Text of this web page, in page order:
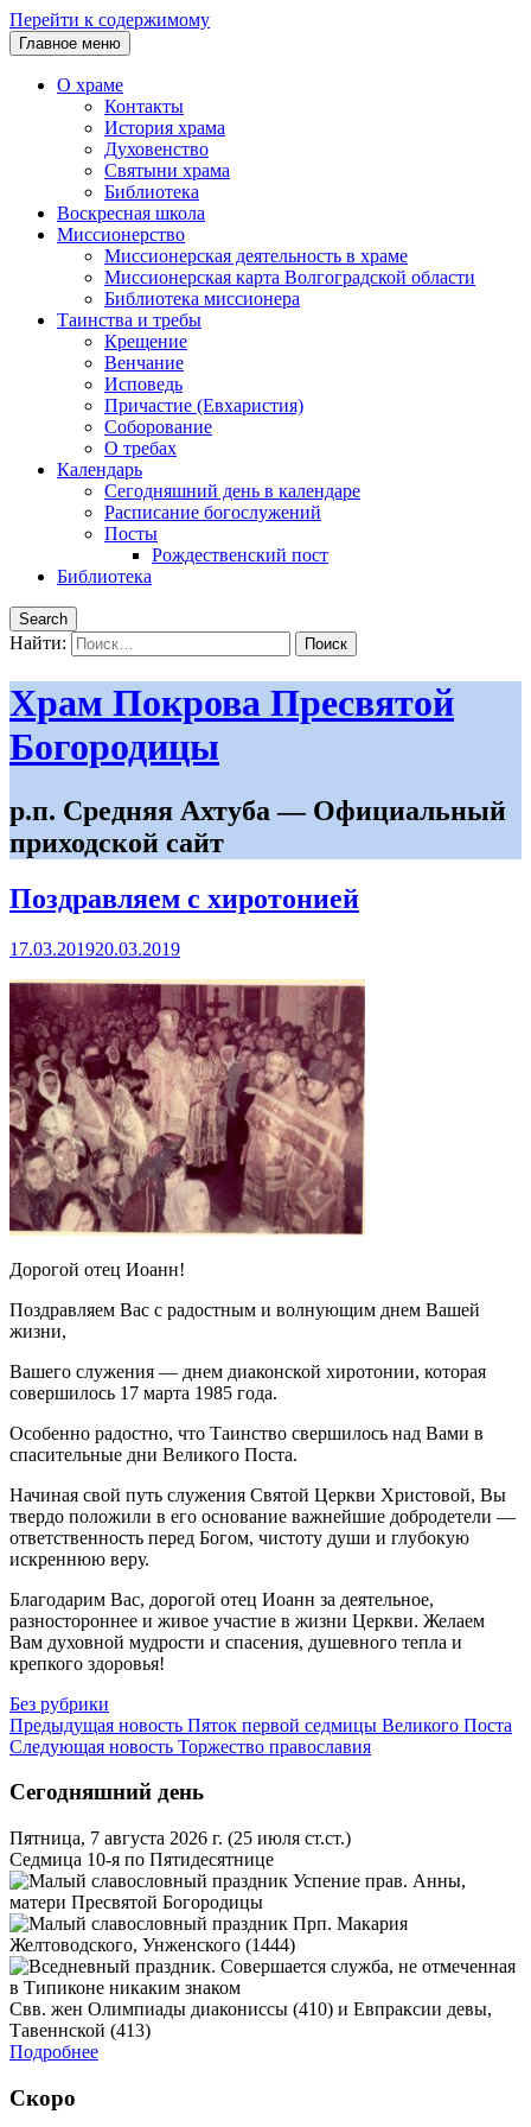
Перейти к содержимому
Главное меню
О храме
Контакты
История храма
Духовенство
Святыни храма
Библиотека
Воскресная школа
Миссионерство
Миссионерская деятельность в храме
Миссионерская карта Волгоградской области
Библиотека миссионера
Таинства и требы
Крещение
Венчание
Исповедь
Причастие (Евхаристия)
Соборование
О требах
Календарь
Сегодняшний день в календаре
Расписание богослужений
Посты
Рождественский пост
Библиотека
Search
Найти:
Храм Покрова Пресвятой
Богородицы
р.п. Средняя Ахтуба — Официальный
приходской сайт
Поздравляем с хиротонией
17.03.201920.03.2019
Дорогой отец Иоанн!
Поздравляем Вас с радостным и волнующим днем Вашей
жизни,
Вашего служения — днем диаконской хиротонии, которая
совершилось 17 марта 1985 года.
Особенно радостно, что Таинство свершилось над Вами в
спасительные дни Великого Поста.
Начиная свой путь служения Святой Церкви Христовой, Вы
твердо положили в его основание важнейшие добродетели —
ответственность перед Богом, чистоту души и глубокую
искреннюю веру.
Благодарим Вас, дорогой отец Иоанн за деятельное,
разностороннее и живое участие в жизни Церкви. Желаем
Вам духовной мудрости и спасения, душевного тепла и
крепкого здоровья!
Без рубрики
Предыдущая новость Пяток первой седмицы Великого Поста
Следующая новость Торжество православия
Сегодняшний день
Пятница, 7 августа 2026 г. (25 июля ст.ст.)
Седмица 10-я по Пятидесятнице
Успение прав. Анны,
матери Пресвятой Богородицы
Прп. Макария
Желтоводского, Унженского (1444)
Свв. жен Олимпиады диакониссы (410) и Евпраксии девы,
Тавеннской (413)
Подробнее
Скоро